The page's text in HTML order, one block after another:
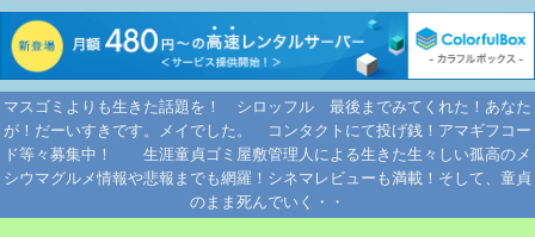
マスゴミよりも生きた話題を！ シロッフル 最後までみてくれた！あなた
が！だーいすきです。メイでした。 コンタクトにて投げ銭！アマギフコー
ド等々募集中！ 生涯童貞ゴミ屋敷管理人による生きた生々しい孤高のメ
シウマグルメ情報や悲報までも網羅！シネマレビューも満載！そして、童貞
のまま死んでいく・・